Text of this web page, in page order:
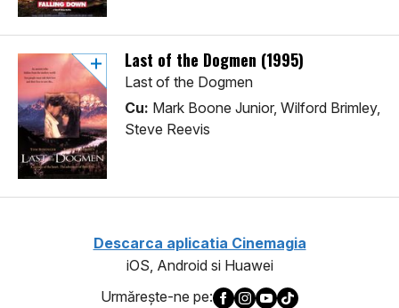
Last of the Dogmen (1995)
Last of the Dogmen
Cu: Mark Boone Junior, Wilford Brimley,
Steve Reevis
Descarca aplicatia Cinemagia
iOS, Android si Huawei
Urmăreşte-ne pe: